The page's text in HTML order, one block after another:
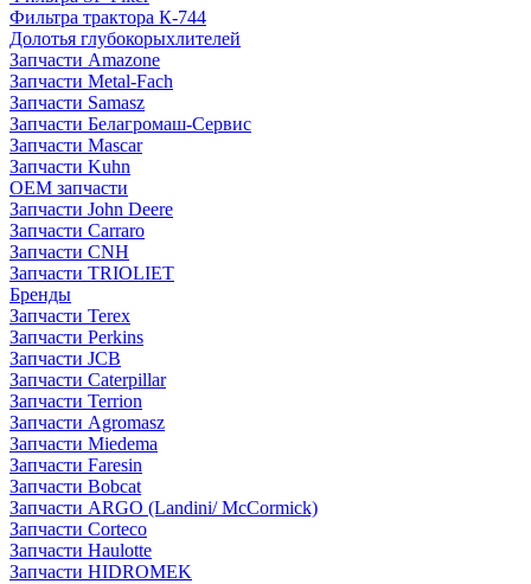
Фильтра трактора К-744
Долотья глубокорыхлителей
Запчасти Amazone
Запчасти Metal-Fach
Запчасти Samasz
Запчасти Белагромаш-Сервис
Запчасти Mascar
Запчасти Kuhn
OEM запчасти
Запчасти John Deere
Запчасти Carraro
Запчасти CNH
Запчасти TRIOLIET
Бренды
Запчасти Terex
Запчасти Perkins
Запчасти JCB
Запчасти Caterpillar
Запчасти Terrion
Запчасти Agromasz
Запчасти Miedema
Запчасти Faresin
Запчасти Bobcat
Запчасти ARGO (Landini/ McCormick)
Запчасти Corteco
Запчасти Haulotte
Запчасти HIDROMEK